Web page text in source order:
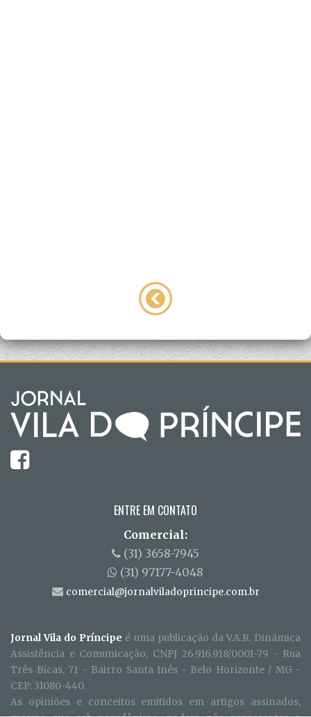
ENTRE EM CONTATO
Comercial:
(31) 3658-7945
(31) 97177-4048
comercial@jornalviladoprincipe.com.br
Jornal Vila do Príncipe é uma publicação da V.A.R. Dinãmica
Assistência e Comunicação, CNPJ 26.916.918/0001-79 - Rua
Três Bicas, 71 - Bairro Santa Inês - Belo Horizonte / MG -
CEP: 31080-440.
As opiniões e conceitos emitidos em artigos assinados,